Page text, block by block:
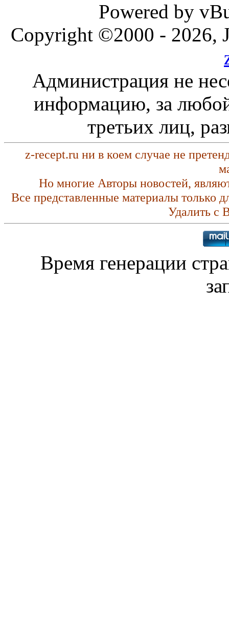
Powered by
Copyright ©2000 - 2026,
Администрация не
информацию, за любой
третьих лиц,
z-recept.ru ни в коем случае не
Но многие Авторы новостей,
Все представленные материалы только
Удалить с
Время генерации